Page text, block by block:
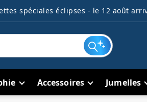
spéciales éclipses - le 12 août
Accessoires Jumelles